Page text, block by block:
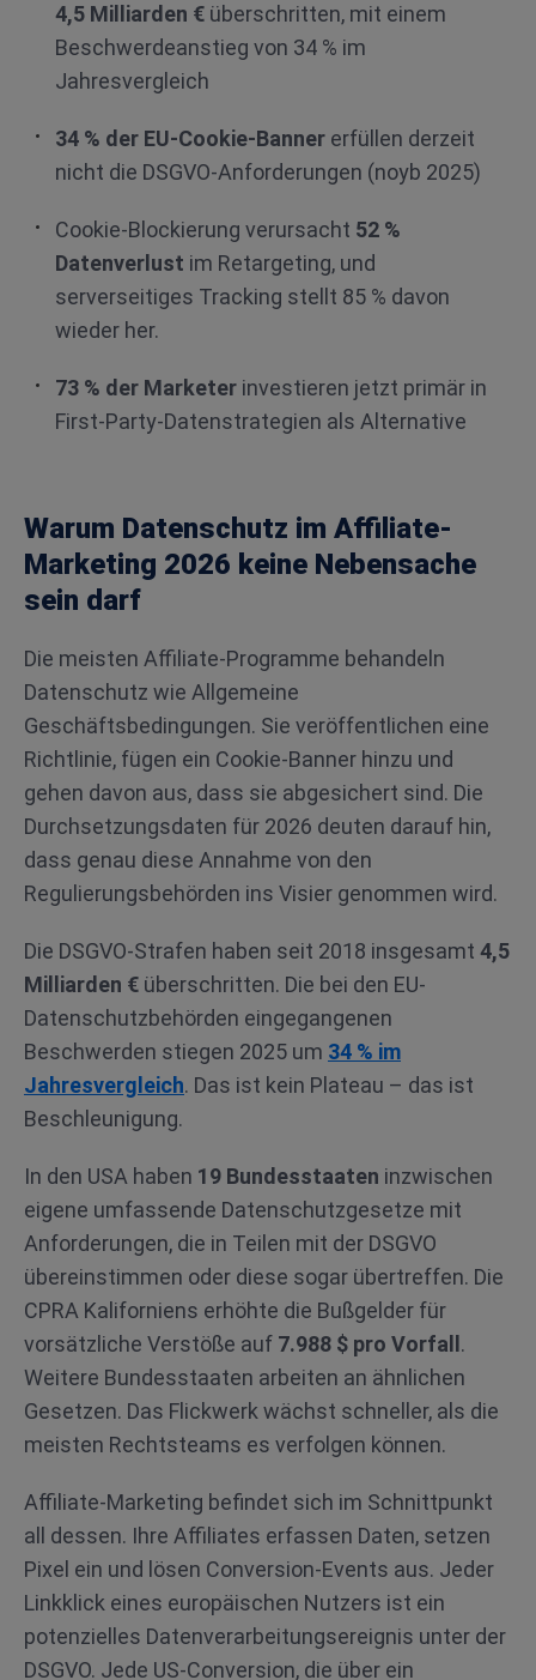
4,5 Milliarden € überschritten, mit einem
Beschwerdeanstieg von 34 % im
Jahresvergleich
34 % der EU-Cookie-Banner erfüllen derzeit
nicht die DSGVO-Anforderungen (noyb 2025)
Cookie-Blockierung verursacht 52 %
Datenverlust im Retargeting, und
serverseitiges Tracking stellt 85 % davon
wieder her.
73 % der Marketer investieren jetzt primär in
First-Party-Datenstrategien als Alternative
Warum Datenschutz im Affiliate-
Marketing 2026 keine Nebensache
sein darf
Die meisten Affiliate-Programme behandeln
Datenschutz wie Allgemeine
Geschäftsbedingungen. Sie veröffentlichen eine
Richtlinie, fügen ein Cookie-Banner hinzu und
gehen davon aus, dass sie abgesichert sind. Die
Durchsetzungsdaten für 2026 deuten darauf hin,
dass genau diese Annahme von den
Regulierungsbehörden ins Visier genommen wird.
Die DSGVO-Strafen haben seit 2018 insgesamt 4,5
Milliarden € überschritten. Die bei den EU-
Datenschutzbehörden eingegangenen
Beschwerden stiegen 2025 um 34 % im
Jahresvergleich. Das ist kein Plateau – das ist
Beschleunigung.
In den USA haben 19 Bundesstaaten inzwischen
eigene umfassende Datenschutzgesetze mit
Anforderungen, die in Teilen mit der DSGVO
übereinstimmen oder diese sogar übertreffen. Die
CPRA Kaliforniens erhöhte die Bußgelder für
vorsätzliche Verstöße auf 7.988 $ pro Vorfall .
Weitere Bundesstaaten arbeiten an ähnlichen
Gesetzen. Das Flickwerk wächst schneller, als die
meisten Rechtsteams es verfolgen können.
Affiliate-Marketing befindet sich im Schnittpunkt
all dessen. Ihre Affiliates erfassen Daten, setzen
Pixel ein und lösen Conversion-Events aus. Jeder
Linkklick eines europäischen Nutzers ist ein
potenzielles Datenverarbeitungsereignis unter der
DSGVO. Jede US-Conversion, die über ein